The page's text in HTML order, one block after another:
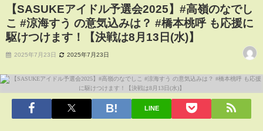
【SASUKEアイドル予選会2025】#高嶺のなでし
こ #涼海すう の意気込みは？ #橋本桃呼 も応援に
駆けつけます！【決戦は8月13日(水)】
2025年7月23日 2025年7月23日
LINE